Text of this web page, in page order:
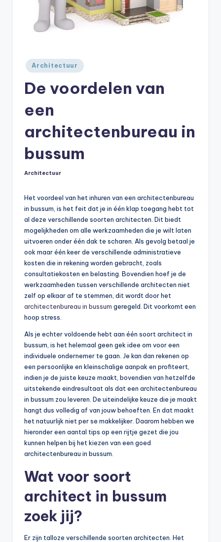
Geplaatst
in
Architectuur
De voordelen van
een
architectenbureau in
bussum
Geplaatst
Architectuur
Het voordeel van het inhuren van een architectenbureau
in bussum, is het feit dat je in één klap toegang hebt tot
al deze verschillende soorten architecten. Dit biedt
mogelijkheden om alle werkzaamheden die je wilt laten
uitvoeren onder één dak te scharen. Als gevolg betaal je
ook maar één keer de verschillende administratieve
kosten die in rekening worden gebracht, zoals
consultatiekosten en belasting. Bovendien hoef je de
werkzaamheden tussen verschillende architecten niet
zelf op elkaar af te stemmen, dit wordt door het
architectenbureau in bussum geregeld. Dit voorkomt een
hoop stress.
Als je echter voldoende hebt aan één soort architect in
bussum, is het helemaal geen gek idee om voor een
individuele ondernemer te gaan. Je kan dan rekenen op
een persoonlijke en kleinschalige aanpak en profiteert,
indien je de juiste keuze maakt, bovendien van hetzelfde
uitstekende eindresultaat als dat een architectenbureau
in bussum zou leveren. De uiteindelijke keuze die je maakt
hangt dus volledig af van jouw behoeften. En dat maakt
het natuurlijk niet per se makkelijker. Daarom hebben we
hieronder een aantal tips op een rijtje gezet die jou
kunnen helpen bij het kiezen van een goed
architectenbureau in bussum.
Wat voor soort
architect in bussum
zoek jij?
Er zijn talloze verschillende soorten architecten. Het